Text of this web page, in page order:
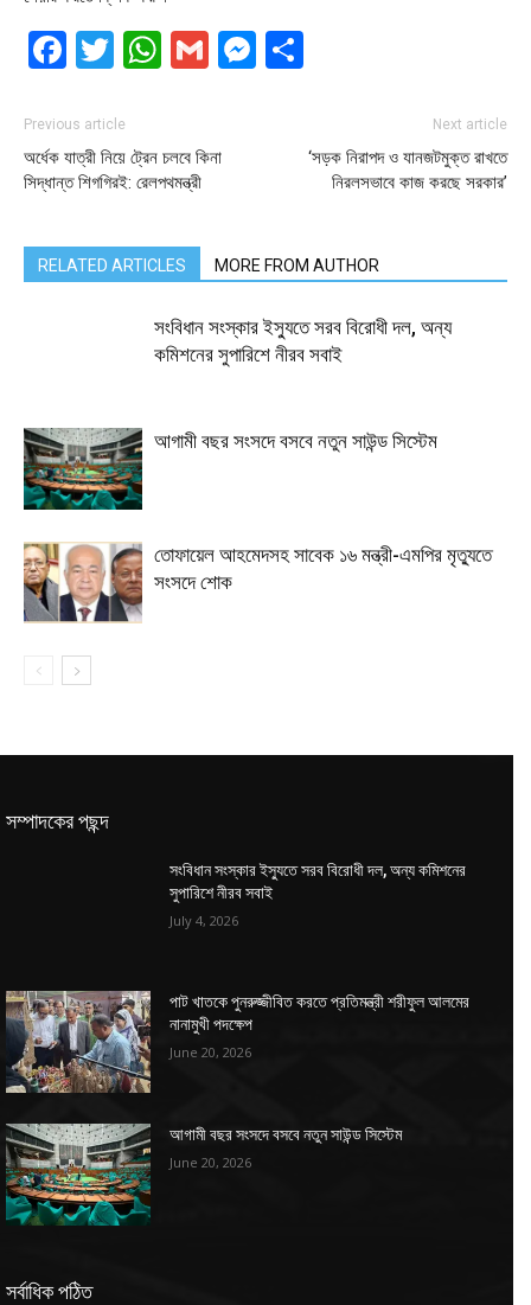
Facebook
Twitter
WhatsApp
GmailMessenger
Previous article
অর্ধেক যাত্রী নিয়ে ট্রেন চলবে কিনা
সিদ্ধান্ত শিগগিরই: রেলপথমন্ত্রী
Next article
‘সড়ক নিরাপদ ও যানজটমুক্ত রাখতে
নিরলসভাবে কাজ করছে সরকার’
RELATED ARTICLES MORE FROM AUTHOR
সংবিধান সংস্কার ইস্যুতে সরব বিরোধী দল, অন্য
কমিশনের সুপারিশে নীরব সবাই
আগামী বছর সংসদে বসবে নতুন সাউন্ড সিস্টেম
তোফায়েল আহমেদসহ সাবেক ১৬ মন্ত্রী-এমপির মৃত্যুতে
সংসদে শোক
সম্পাদকের পছন্দ
সংবিধান সংস্কার ইস্যুতে সরব বিরোধী দল, অন্য কমিশনের
সুপারিশে নীরব সবাই
July 4, 2026
পাট খাতকে পুনরুজ্জীবিত করতে প্রতিমন্ত্রী শরীফুল আলমের
নানামুখী পদক্ষেপ
June 20, 2026
আগামী বছর সংসদে বসবে নতুন সাউন্ড সিস্টেম
June 20, 2026
সর্বাধিক পঠিত